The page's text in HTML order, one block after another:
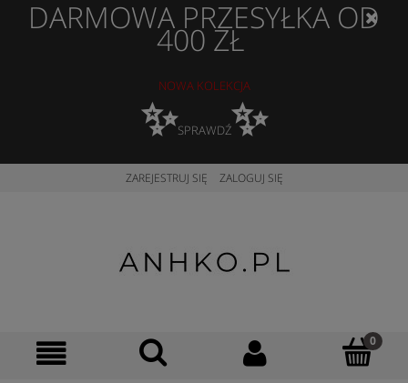
DARMOWA PRZESYŁKA OD
400 ZŁ
NOWA KOLEKCJA
✨SPRAWDŹ✨
ZAREJESTRUJ SIĘ ZALOGUJ SIĘ